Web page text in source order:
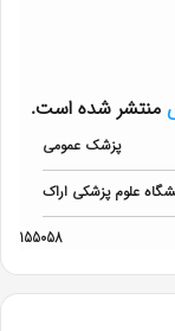
منتشر شده است.
پزشک عمومی
علوم پزشکی اراک
155058